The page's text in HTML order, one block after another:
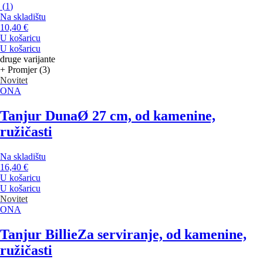
(1)
Na skladištu
10,40 €
U košaricu
U košaricu
druge varijante
+ Promjer (3)
Novitet
ONA
Tanjur DunaØ 27 cm, od kamenine,
ružičasti
Na skladištu
16,40 €
U košaricu
U košaricu
Novitet
ONA
Tanjur BillieZa serviranje, od kamenine,
ružičasti